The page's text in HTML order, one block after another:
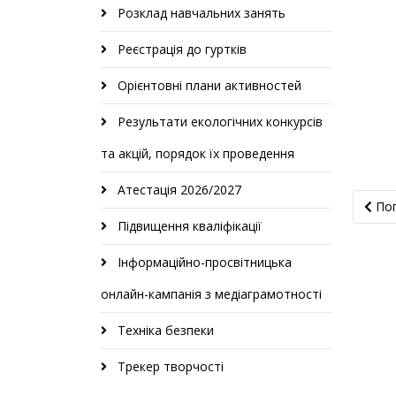
Розклад навчальних занять
Реєстрація до гуртків
Орієнтовні плани активностей
Результати екологічних конкурсів
та акцій, порядок їх проведення
Атестація 2026/2027
Підвищення кваліфікації
Інформаційно-просвітницька
онлайн-кампанія з медіаграмотності
Техніка безпеки
Трекер творчості